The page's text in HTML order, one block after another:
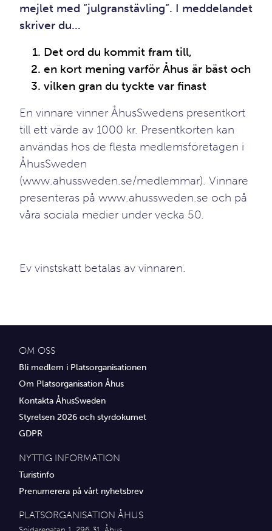
mejlet med ”julgranstävling”. I meddelandet
skriver du…
Det ord du kommit fram till,
en kort mening varför Åhus är bäst och
vilken gran du tyckte var finast
En vinnare vinner ÅhusSwedens presentkort
till ett värde av 1000 kr. Presentkorten kan
användas hos de flesta medlemsföretagen i
ÅhusSweden
(www.ahussweden.se/medlemmar). Vinnare
presenteras på www.ahussweden.se och på
våra sociala medier under vecka 50.
Ev vinstskatt betalas av vinnaren.
OM OSS
Bli medlem i Platsorganisationen
Om Platsorganisation Åhus
Kontakta ÅhusSweden
Styrelsen 2026 och styrdokumet
GDPR
NYTTIG INFORMATION
Turistinfo
Prenumerera på vårt nyhetsbrev
PLATSORGANISATION ÅHUS